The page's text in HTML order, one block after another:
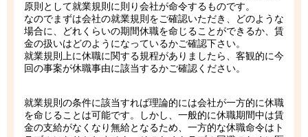
原則として就業規則に則り会社が命令するものです。
なのでまずは会社の就業規則をご確認いただき、どのような
場合に、どれくらいの期間休職を命じることができるか、賃
金の扱いはどのようになっているかご確認下さい。
就業規則上に休職に関する規程がありましたら、客観的に今
回の事案が休職事由に該当するかご確認ください。
就業規則の条件に該当すれば理論的には会社が一方的に休職
を命じることは可能です。しかし、一般的に休職期間中は賃
金の支給がなくなり無給となるため、一方的な休職命令はト